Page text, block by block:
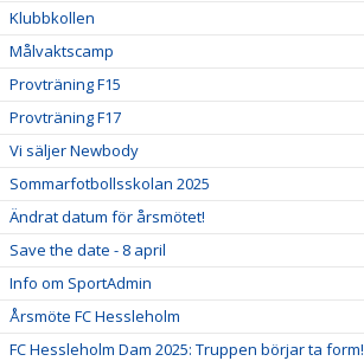
Klubbkollen
Målvaktscamp
Provträning F15
Provträning F17
Vi säljer Newbody
Sommarfotbollsskolan 2025
Ändrat datum för årsmötet!
Save the date - 8 april
Info om SportAdmin
Årsmöte FC Hessleholm
FC Hessleholm Dam 2025: Truppen börjar ta form!